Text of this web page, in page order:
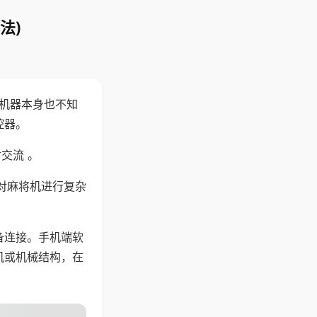
)
器本身也不知
。
流 。
麻将机进行复杂
连接。手机端软
机械结构，在